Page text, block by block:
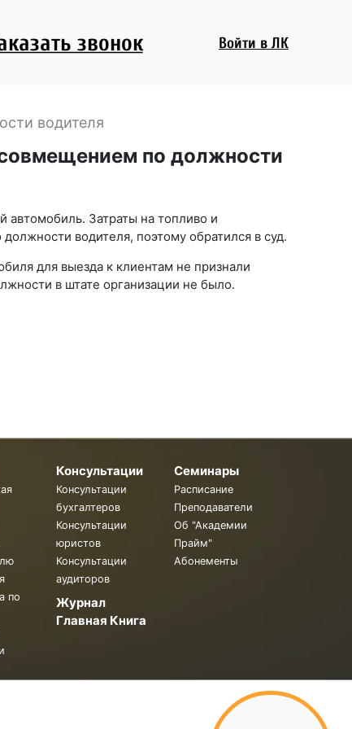
звонок Войти в ЛК
водителя
по должности
автомобиль. Затраты на топливо и
водителя, поэтому обратился в суд.
для выезда к клиентам не признали
в штате организации не было.
по
Консультации
Консультации
бухгалтеров
Консультации
юристов
Консультации
аудиторов
Журнал
Главная Книга
Семинары
Расписание
Преподаватели
Об "Академии
Прайм"
Абонементы